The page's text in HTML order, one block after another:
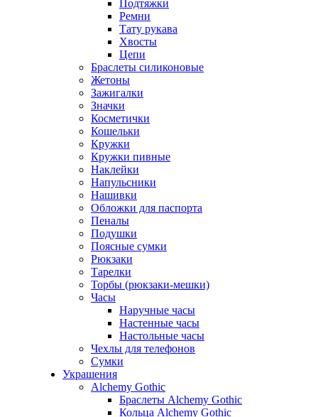
Подтяжки
Ремни
Тату рукава
Хвосты
Цепи
Браслеты силиконовые
Жетоны
Зажигалки
Значки
Косметички
Кошельки
Кружки
Кружки пивные
Наклейки
Напульсники
Нашивки
Обложки для паспорта
Пеналы
Подушки
Поясные сумки
Рюкзаки
Тарелки
Торбы (рюкзаки-мешки)
Часы
Наручные часы
Настенные часы
Настольные часы
Чехлы для телефонов
Сумки
Украшения
Alchemy Gothic
Браслеты Alchemy Gothic
Кольца Alchemy Gothic